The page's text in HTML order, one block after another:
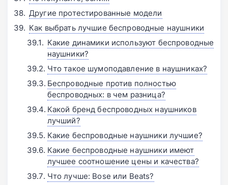
Другие протестированные модели
Как выбрать лучшие беспроводные наушники
Какие динамики используют беспроводные
наушники?
Что такое шумоподавление в наушниках?
Беспроводные против полностью
беспроводных: в чем разница?
Какой бренд беспроводных наушников
лучший?
Какие беспроводные наушники лучшие?
Какие беспроводные наушники имеют
лучшее соотношение цены и качества?
Что лучше: Bose или Beats?